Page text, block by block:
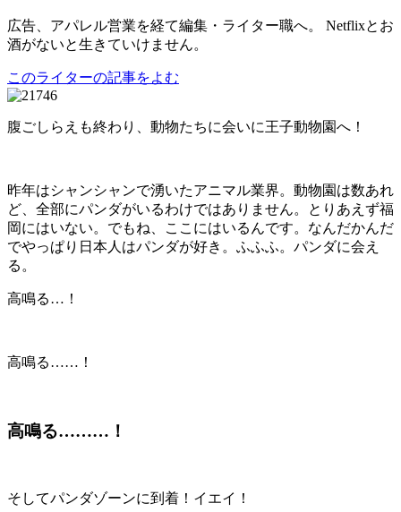
広告、アパレル営業を経て編集・ライター職へ。 Netflixとお
酒がないと生きていけません。
このライターの記事をよむ
腹ごしらえも終わり、動物たちに会いに王子動物園へ！
昨年はシャンシャンで湧いたアニマル業界。動物園は数あれ
ど、全部にパンダがいるわけではありません。とりあえず福
岡にはいない。でもね、ここにはいるんです。なんだかんだ
でやっぱり日本人はパンダが好き。ふふふ。パンダに会え
る。
高鳴る…！
高鳴る……！
高鳴る………！
そしてパンダゾーンに到着！イエイ！